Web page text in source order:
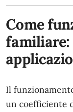
Come
familiare:
Il
un coefficiente